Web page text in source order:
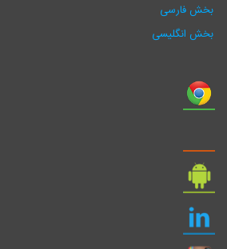
بخش فارسی
بخش انگلیسی